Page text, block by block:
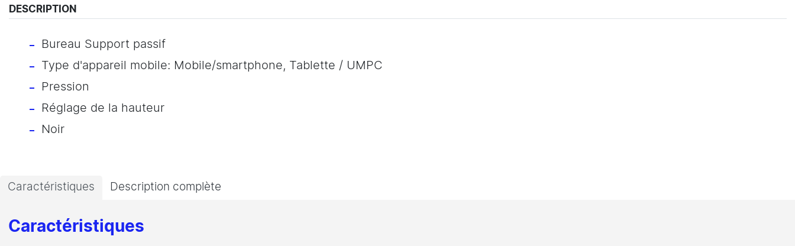
DESCRIPTION
Bureau Support passif
Type d'appareil mobile: Mobile/smartphone, Tablette / UMPC
Pression
Réglage de la hauteur
Noir
Caractéristiques Description complète
Caractéristiques